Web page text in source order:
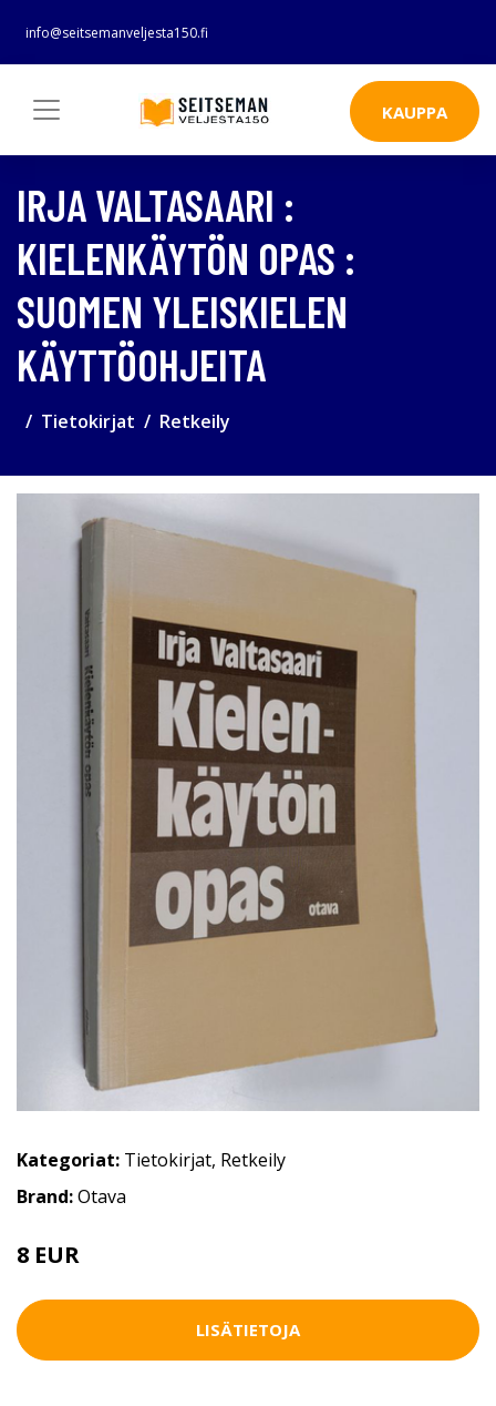
info@seitsemanveljesta150.fi
KAUPPA
IRJA VALTASAARI :
KIELENKÄYTÖN OPAS :
SUOMEN YLEISKIELEN
KÄYTTÖOHJEITA
Tietokirjat Retkeily
Kategoriat: Tietokirjat, Retkeily
Brand:Otava
8 EUR
LISÄTIETOJA